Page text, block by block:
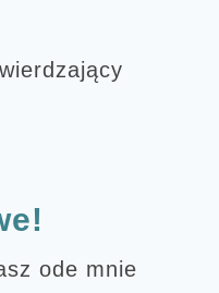
ode mnie